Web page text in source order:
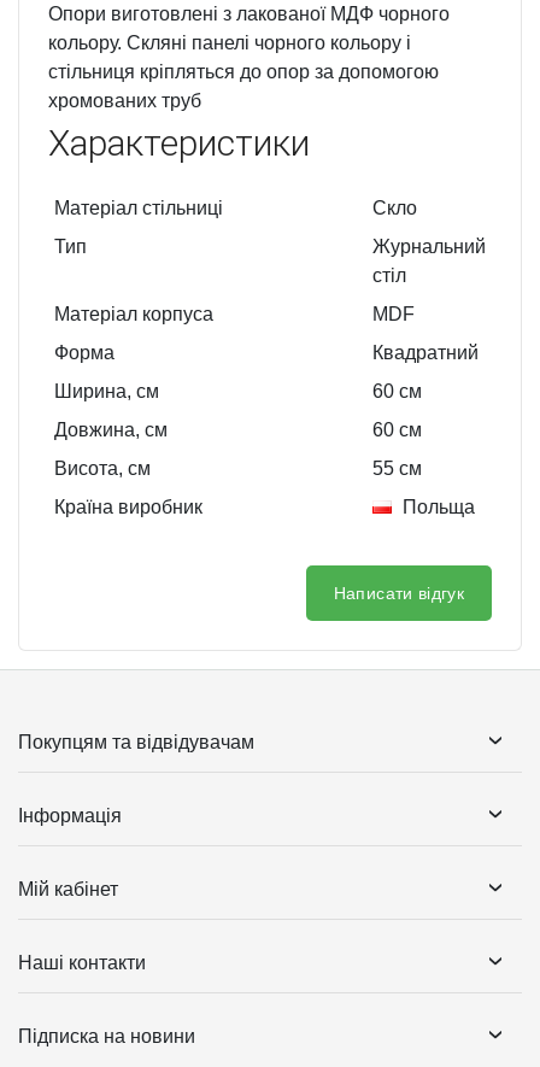
Опори виготовлені з лакованої МДФ чорного
кольору. Скляні панелі чорного кольору і
стільниця кріпляться до опор за допомогою
хромованих труб
Характеристики
Матеріал стільниці
Скло
Тип
Журнальний
стіл
Матеріал корпуса
MDF
Форма
Квадратний
Ширина, см
60 см
Довжина, см
60 см
Висота, см
55 см
Країна виробник
Польща
Написати відгук
Покупцям та відвідувачам
Інформація
Мій кабінет
Наші контакти
Підписка на новини